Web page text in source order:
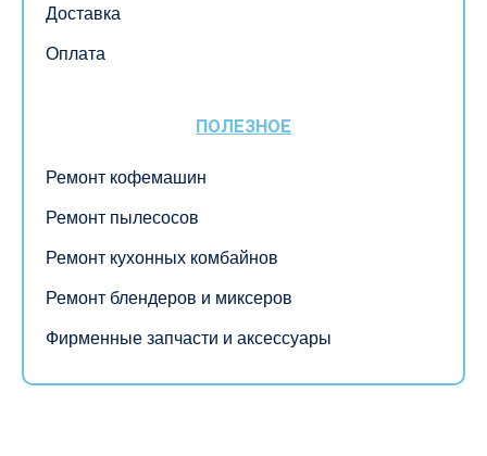
Доставка
Оплата
ПОЛЕЗНОЕ
Ремонт кофемашин
Ремонт пылесосов
Ремонт кухонных комбайнов
Ремонт блендеров и миксеров
Фирменные запчасти и аксессуары